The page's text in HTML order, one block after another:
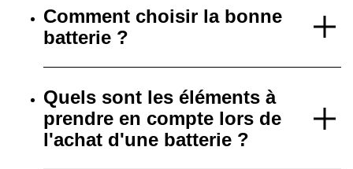
Comment choisir la bonne
batterie ?
Quels sont les éléments à
prendre en compte lors de
l'achat d'une batterie ?